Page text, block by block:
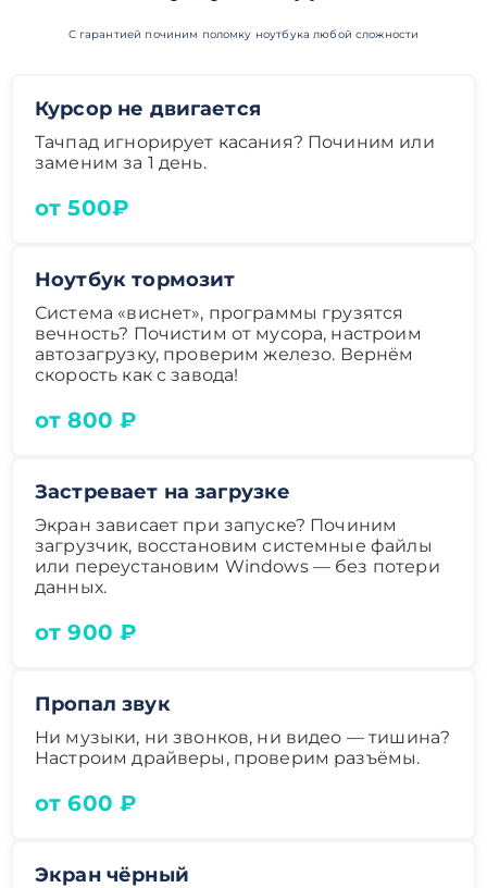
С гарантией починим поломку ноутбука любой сложности
Курсор не двигается
Тачпад игнорирует касания? Починим или
заменим за 1 день.
от 500₽
Ноутбук тормозит
Система «виснет», программы грузятся
вечность? Почистим от мусора, настроим
автозагрузку, проверим железо. Вернём
скорость как с завода!
от 800 ₽
Застревает на загрузке
Экран зависает при запуске? Починим
загрузчик, восстановим системные файлы
или переустановим Windows — без потери
данных.
от 900 ₽
Пропал звук
Ни музыки, ни звонков, ни видео — тишина?
Настроим драйверы, проверим разъёмы.
от 600 ₽
Экран чёрный